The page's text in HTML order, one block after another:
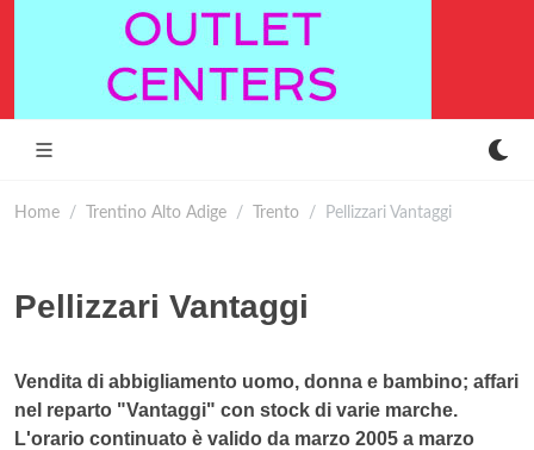
Home Trentino Alto Adige Trento Pellizzari Vantaggi
Pellizzari Vantaggi
Vendita di abbigliamento uomo, donna e bambino; affari
nel reparto "Vantaggi" con stock di varie marche.
L'orario continuato è valido da marzo 2005 a marzo